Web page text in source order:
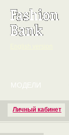
Личный кабинет
МОДЕЛИ